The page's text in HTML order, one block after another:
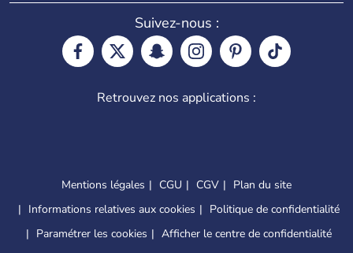
Suivez-nous :
Retrouvez nos applications :
Mentions légales CGU CGV
Plan du site
Informations relatives aux cookies
Politique de confidentialité
Paramétrer les cookies
Afficher le centre de confidentialité